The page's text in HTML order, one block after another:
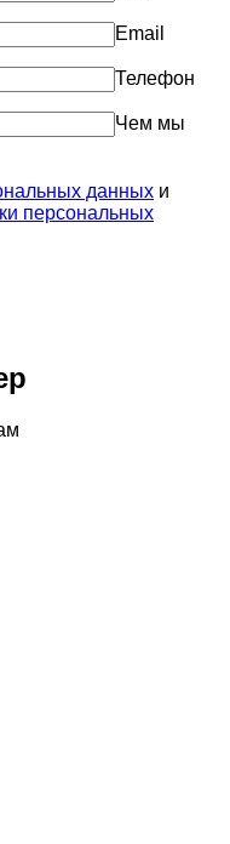
Email
Телефон
Чем мы
данных и
персональных